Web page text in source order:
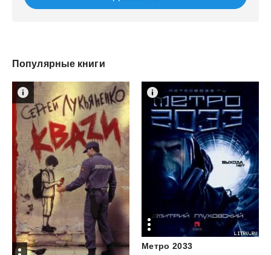
Популярные книги
Метро 2033